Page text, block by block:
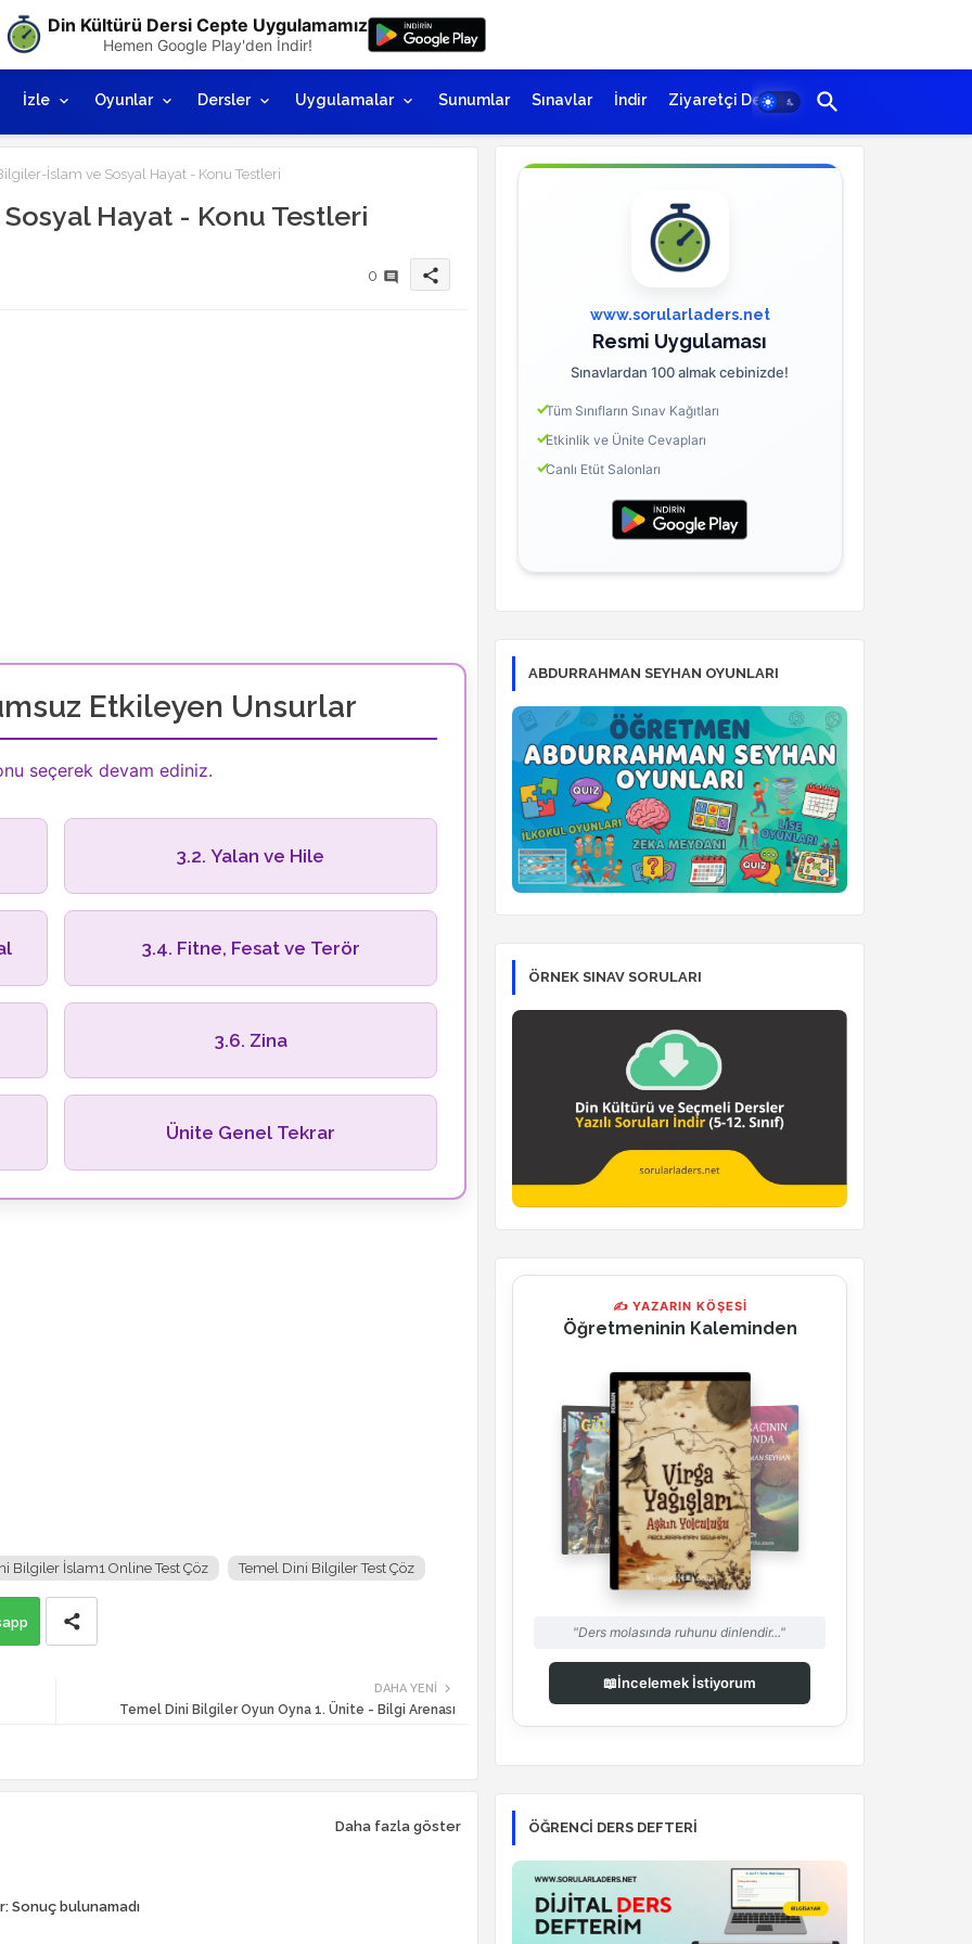
İzle Oyunlar Dersler Uygulamalar Sunumlar Sınavlar İndir Ziyaretçi Defteri
İslam ve Sosyal Hayat - Konu Testleri
Hayat - Konu Testleri
0 share
Etkileyen Unsurlar
seçerek devam ediniz.
3.2. Yalan ve Hile
3.4. Fitne, Fesat ve Terör
3.6. Zina
Ünite Genel Tekrar
Bilgiler İslam1 Online Test Çöz Temel Dini Bilgiler Test Çöz
DAHA YENI
Temel Dini Bilgiler Oyun Oyna 1. Ünite - Bilgi Arenası
Daha fazla göster
Sonuç bulunamadı
www.sorularladers.net
Resmi Uygulaması
Sınavlardan 100 almak cebinizde!
Tüm Sınıfların Sınav Kağıtları
Etkinlik ve Ünite Cevapları
Canlı Etüt Salonları
ABDURRAHMAN SEYHAN OYUNLARI
ÖRNEK SINAV SORULARI
✍ YAZARIN KÖŞESİ
Öğretmeninin Kaleminden
"Ders molasında ruhunu dinlendir..."
📖İncelemek İstiyorum
ÖĞRENCI DERS DEFTERI
Din Kültürü Dersi Cepte Uygulamamız
Hemen Google Play'den İndir!